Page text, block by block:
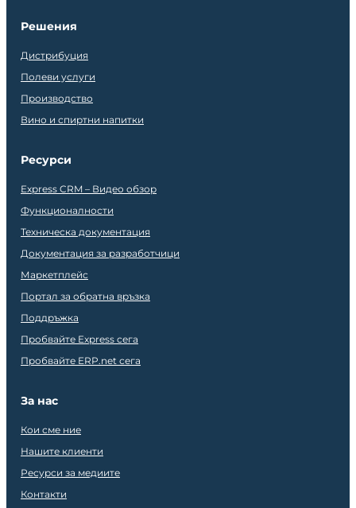
Решения
Дистрибуция
Полеви услуги
Производство
Вино и спиртни напитки
Ресурси
Express CRM – Видео обзор
Функционалности
Техническа документация
Документация за разработчици
Маркетплейс
Портал за обратна връзка
Поддръжка
Пробвайте Express сега
Пробвайте ERP.net сега
За нас
Кои сме ние
Нашите клиенти
Ресурси за медиите
Контакти